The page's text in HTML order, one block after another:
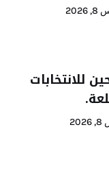
للانتخابات